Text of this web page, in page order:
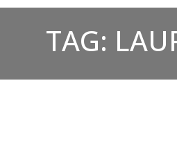
TAG: